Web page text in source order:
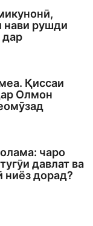
нави рушди
дар
Қиссаи
Олмон
чаро
давлат ва
ниёз дорад?